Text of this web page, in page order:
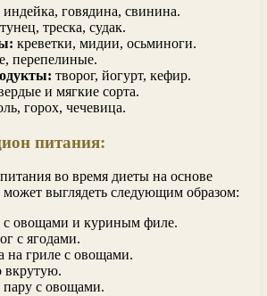
говядина, свинина.
треска, судак.
креветки, мидии, осьминоги.
перепелиные.
творог, йогурт, кефир.
и мягкие сорта.
горох, чечевица.
питания:
во время диеты на основе
выглядеть следующим образом:
с овощами и куриным филе.
с ягодами.
на гриле с овощами.
вкрутую.
с овощами.